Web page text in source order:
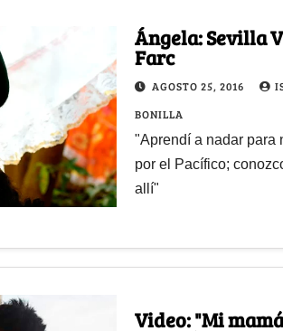
Ángela: Sevilla
Farc
AGOSTO 25, 2016
BONILLA
"Aprendí a nadar para
por el Pacífico;
allí"
Video: "Mi